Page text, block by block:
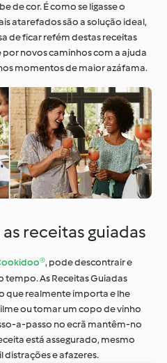
de cor. É como se ligasse o
atarefados são a solução ideal,
de ficar refém destas receitas
novos caminhos com a ajuda
momentos de maior azáfama.
receitas guiadas
, pode descontrair e
tempo. As Receitas Guiadas
que realmente importa e lhe
ou tomar um copo de vinho
a-passo no ecrã mantêm-no
está assegurado, mesmo
e afazeres.